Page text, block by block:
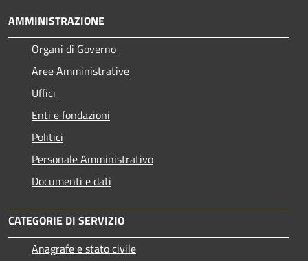
AMMINISTRAZIONE
Organi di Governo
Aree Amministrative
Uffici
Enti e fondazioni
Politici
Personale Amministrativo
Documenti e dati
CATEGORIE DI SERVIZIO
Anagrafe e stato civile